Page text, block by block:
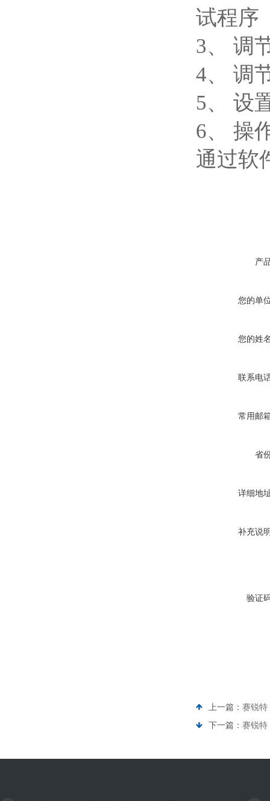
试程序
3、 调
4、 调
5、 设
6、 操
通过软
产
您的单
您的姓
联系电
常用邮
省
详细地
补充说
验证
上一篇： 赛锐特
下一篇： 赛锐特